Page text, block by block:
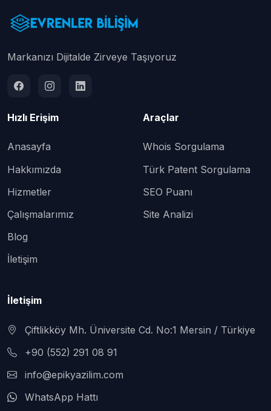
Markanızı Dijitalde Zirveye Taşıyoruz
Hızlı Erişim
Anasayfa
Hakkımızda
Hizmetler
Çalışmalarımız
Blog
İletişim
Araçlar
Whois Sorgulama
Türk Patent Sorgulama
SEO Puanı
Site Analizi
İletişim
Çiftlikköy Mh. Üniversite Cd. No:1 Mersin / Türkiye
+90 (552) 291 08 91
info@epikyazilim.com
WhatsApp Hattı